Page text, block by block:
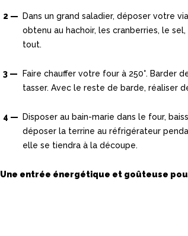
Dans un grand saladier, déposer votre
obtenu au hachoir, les cranberries, le
tout.
Faire chauffer votre four à 250°.
tasser. Avec le reste de barde, réaliser
Disposer au bain-marie dans le four,
déposer la terrine au réfrigérateur
elle se tiendra à la découpe.
Une entrée énergétique et goûteuse